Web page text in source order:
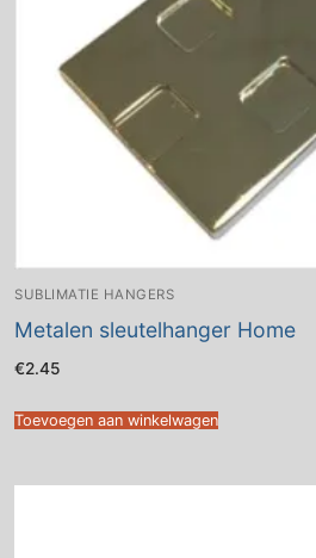
SUBLIMATIE HANGERS
Metalen sleutelhanger Home
€2.45
Toevoegen aan winkelwagen